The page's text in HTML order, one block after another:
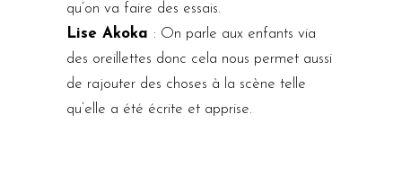
qu’on va faire des essais.
Lise Akoka : On parle aux enfants via
des oreillettes donc cela nous permet aussi
de rajouter des choses à la scène telle
qu’elle a été écrite et apprise.